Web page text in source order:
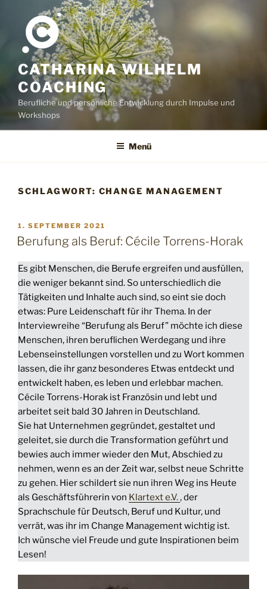
springen
CATHARINA WILHELM
COACHING
Berufliche und persönliche Entwicklung durch Impulse und
Workshops
Menü
SCHLAGWORT: CHANGE MANAGEMENT
VERÖFFENTLICHT
AM
1. SEPTEMBER 2021
Berufung als Beruf: Cécile Torrens-Horak
Es gibt Menschen, die Berufe ergreifen und ausfüllen,
die weniger bekannt sind. So unterschiedlich die
Tätigkeiten und Inhalte auch sind, so eint sie doch
etwas: Pure Leidenschaft für ihr Thema. In der
Interviewreihe “Berufung als Beruf” möchte ich diese
Menschen, ihren beruflichen Werdegang und ihre
Lebenseinstellungen vorstellen und zu Wort kommen
lassen, die ihr ganz besonderes Etwas entdeckt und
entwickelt haben, es leben und erlebbar machen.
Cécile Torrens-Horak ist Französin und lebt und
arbeitet seit bald 30 Jahren in Deutschland.
Sie hat Unternehmen gegründet, gestaltet und
geleitet, sie durch die Transformation geführt und
bewies auch immer wieder den Mut, Abschied zu
nehmen, wenn es an der Zeit war, selbst neue Schritte
zu gehen. Hier schildert sie nun ihren Weg ins Heute
als Geschäftsführerin von Klartext e.V., der
Sprachschule für Deutsch, Beruf und Kultur, und
verrät, was ihr im Change Management wichtig ist.
Ich wünsche viel Freude und gute Inspirationen beim
Lesen!